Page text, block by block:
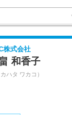
株式会社
和香子
カハタ ワカコ）